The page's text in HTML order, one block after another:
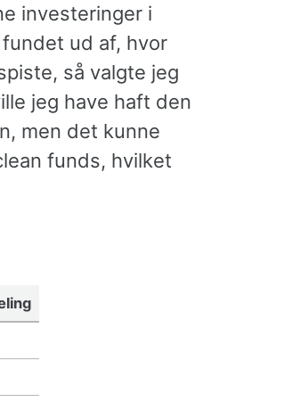
investeringer i
ud af, hvor
så valgte jeg
jeg have haft den
men det kunne
funds, hvilket